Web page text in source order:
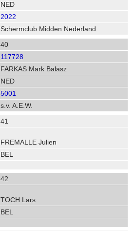
NED
2022
Schermclub Midden Nederland
40
117728
FARKAS Mark Balasz
NED
5001
s.v. A.E.W.
41
FREMALLE Julien
BEL
42
TOCH Lars
BEL